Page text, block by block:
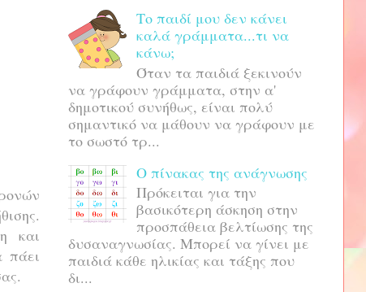
και
πάει
Το παιδί μου δεν κάνει
καλά γράμματα...τι να
κάνω;
Όταν τα παιδιά ξεκινούν
να γράφουν γράμματα, στην α'
δημοτικού συνήθως, είναι πολύ
σημαντικό να μάθουν να γράφουν με
το σωστό τρ...
Ο πίνακας της ανάγνωσης
Πρόκειται για την
βασικότερη άσκηση στην
προσπάθεια βελτίωσης της
δυσαναγνωσίας. Μπορεί να γίνει με
παιδιά κάθε ηλικίας και τάξης που
δι...